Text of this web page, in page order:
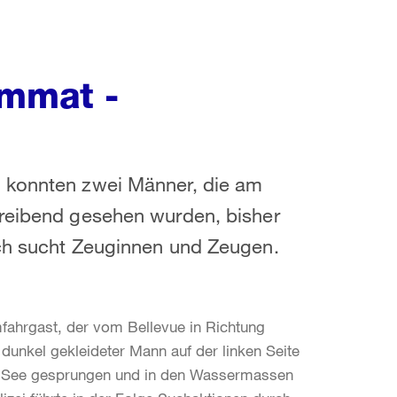
-
zwei Männer, die am
gesehen wurden, bisher
sucht Zeuginnen und Zeugen.
der vom Bellevue in Richtung
gekleideter Mann auf der linken Seite
gesprungen und in den Wassermassen